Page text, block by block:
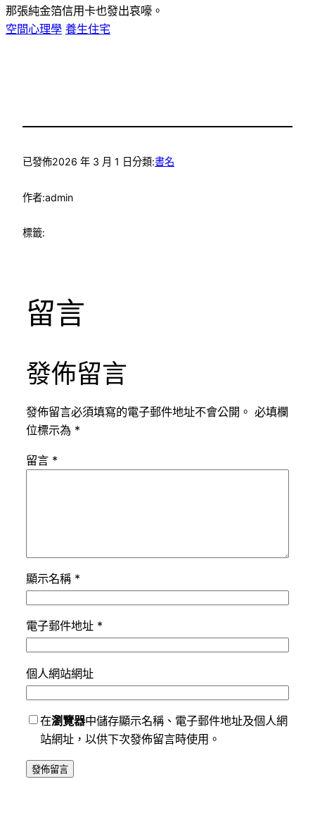
那張純金箔信用卡也發出哀嚎。
空間心理學 養生住宅
已發佈2026 年 3 月 1 日分類:書名
作者:admin
標籤:
留言
發佈留言
發佈留言必須填寫的電子郵件地址不會公開。 必填欄
位標示為 *
留言 *
顯示名稱 *
電子郵件地址 *
個人網站網址
在瀏覽器中儲存顯示名稱、電子郵件地址及個人網
站網址，以供下次發佈留言時使用。